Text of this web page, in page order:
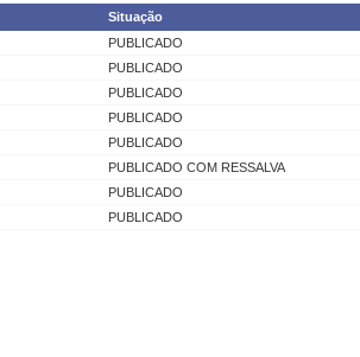
Situação
PUBLICADO
PUBLICADO
PUBLICADO
PUBLICADO
PUBLICADO
PUBLICADO COM RESSALVA
PUBLICADO
PUBLICADO